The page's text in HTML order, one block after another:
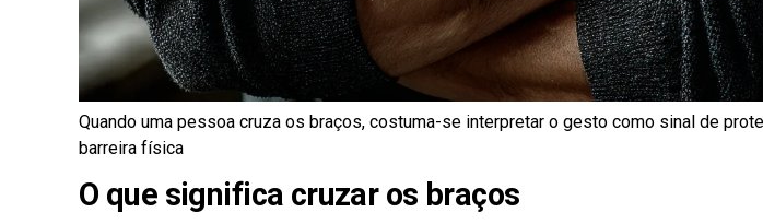
Quando uma pessoa cruza os braços, costuma-se interpretar o gesto como sinal de
barreira física
O que significa cruzar os braços